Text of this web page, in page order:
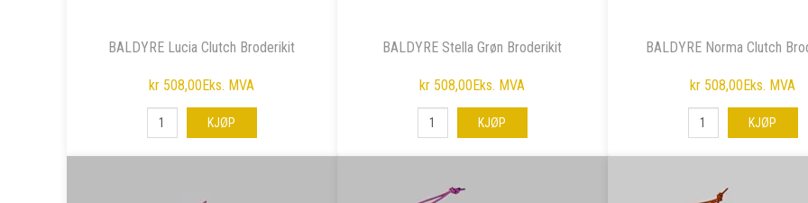
BALDYRE Lucia Clutch Broderikit
kr 508,00Eks. MVA
KJØP
BALDYRE Stella Grøn Broderikit
kr 508,00Eks. MVA
KJØP
BALDYRE Norma Clutch
kr 508,00Eks. MVA
KJØP